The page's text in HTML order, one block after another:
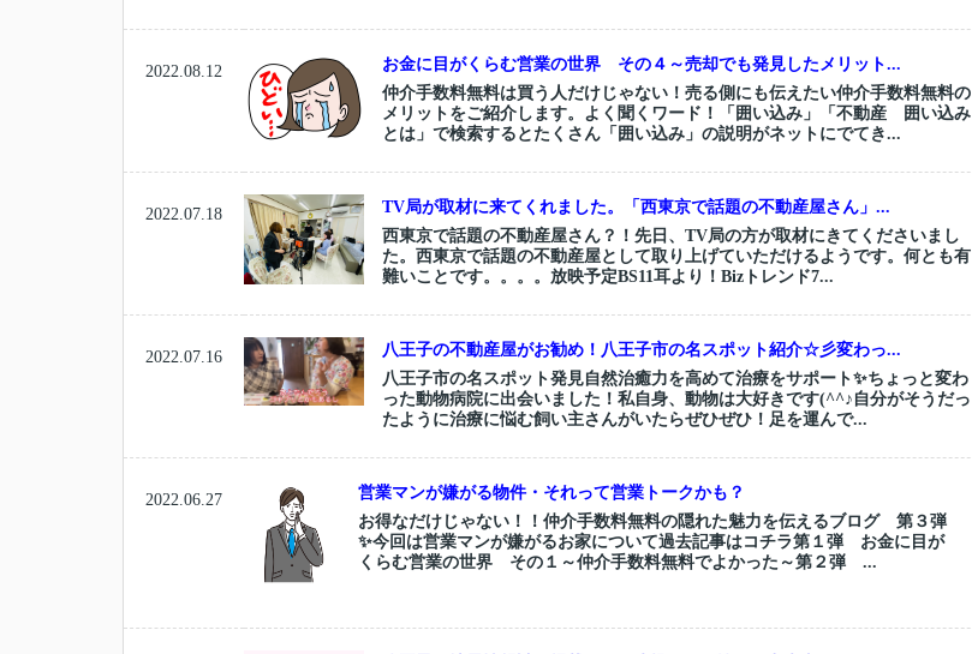
2022.08.12
お金に目がくらむ営業の世界 その４～売却でも発見したメリット...
仲介手数料無料は買う人だけじゃない！売る側にも伝えたい仲介手数料無料の
メリットをご紹介します。よく聞くワード！「囲い込み」「不動産 囲い込み
とは」で検索するとたくさん「囲い込み」の説明がネットにでてき...
2022.07.18
TV局が取材に来てくれました。「西東京で話題の不動産屋さん」...
西東京で話題の不動産屋さん？！先日、TV局の方が取材にきてくださいまし
た。西東京で話題の不動産屋として取り上げていただけるようです。何とも有
難いことです。。。。放映予定BS11耳より！Bizトレンド7...
2022.07.16
八王子の不動産屋がお勧め！八王子市の名スポット紹介☆彡変わっ...
八王子市の名スポット発見自然治癒力を高めて治療をサポート✨ちょっと変わ
った動物病院に出会いました！私自身、動物は大好きです(^^♪自分がそうだっ
たように治療に悩む飼い主さんがいたらぜひぜひ！足を運んで...
2022.06.27
営業マンが嫌がる物件・それって営業トークかも？
お得なだけじゃない！！仲介手数料無料の隠れた魅力を伝えるブログ 第３弾
✨今回は営業マンが嫌がるお家について過去記事はコチラ第１弾 お金に目が
くらむ営業の世界 その１～仲介手数料無料でよかった～第２弾 ...